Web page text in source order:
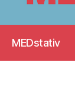
MEDstativ